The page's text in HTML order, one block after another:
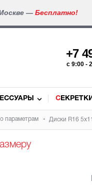
— Бесплатно!
+7
c 9:00 -
СЕКРЕТКИ
параметрам Диски R16